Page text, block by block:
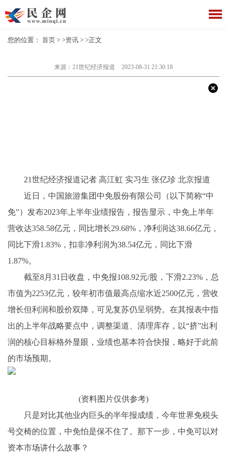
您的位置： 首页 > >资讯 > >正文
来源：21世纪经济报道 2023-08-31 21:30:18
21世纪经济报道记者 高江虹 实习生 张亿珍 北京报道
近日，中国旅游集团中免股份有限公司（以下简称“中
免”）发布2023年上半年业绩报告，报告显示，中免上半年
营收达358.58亿元，同比增长29.68%，净利润达38.66亿元，
同比下滑1.83%，扣非净利润为38.54亿元，同比下滑
1.87%。
截至8月31日收盘，中免报108.92元/股，下滑2.23%，总
市值为2253亿元，较年初市值最高点缩水近2500亿元，营收
增长但利润和股价双降，可见复苏仍呈弱势。在其报表中指
出的上半年战略要点中，调整渠道、清理库存，以“挤”出利
润的核心目标格外显眼，业绩也基本符合快报，略好于此前
的市场预期。
(资料图片仅供参考)
只是对比其他业内巨头的半年报成绩，今年世界免税头
号交椅的位置，中免怕是保不住了。那下一步，中免可以对
资本市场讲什么故事？